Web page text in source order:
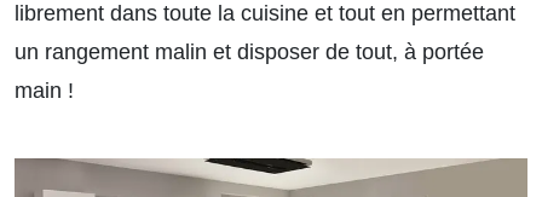
librement dans toute la cuisine et tout en permettant
un rangement malin et disposer de tout, à portée
main !